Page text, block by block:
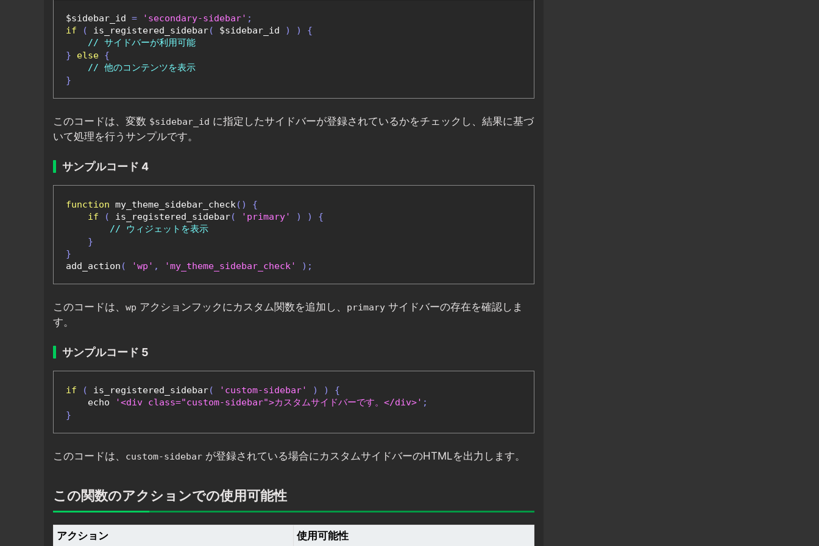
$sidebar_id = 'secondary-sidebar' ;
if
( is_registered_sidebar( $sidebar_id ) )
{
// サイドバーが利用可能
}
else {
// 他のコンテンツを表示
}
このコードは、変数 $sidebar_id に指定したサイドバーが登録されているかをチェックし、結果に基づ
いて処理を行うサンプルです。
サンプルコード 4
function my_theme_sidebar_check()
{
if
( is_registered_sidebar( 'primary' ) )
{
// ウィジェットを表示
}
}
add_action ( 'wp' , 'my_theme_sidebar_check' );
このコードは、 wp アクションフックにカスタム関数を追加し、 primary サイドバーの存在を確認しま
す。
サンプルコード 5
if ( is_registered_sidebar( 'custom-sidebar' ) )
{
    echo
'<div class="custom-sidebar">カスタムサイドバーです。</div>' ;
}
このコードは、 custom-sidebar が登録されている場合にカスタムサイドバーのHTMLを出力します。
この関数のアクションでの使用可能性
アクション 使用可能性